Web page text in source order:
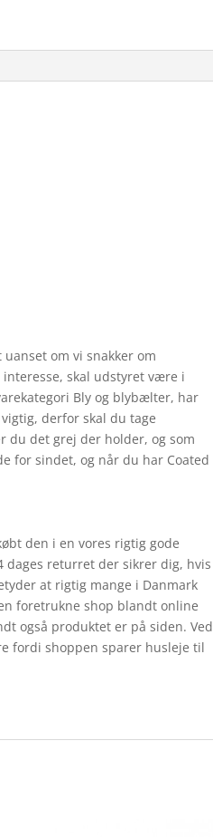
om vi snakker om
skal udstyret være i
Bly og blybælter, har
derfor skal du tage
du det grej der holder, og som
for sindet, og når du har Coated
den i en vores rigtig gode
returret der sikrer dig, hvis
at rigtig mange i Danmark
foretrukne shop blandt online
også produktet er på siden. Ved
fordi shoppen sparer husleje til